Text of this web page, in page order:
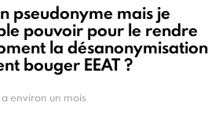
pseudonyme mais je
pouvoir pour le rendre
la désanonymisation
bouger EEAT ?
a environ un mois